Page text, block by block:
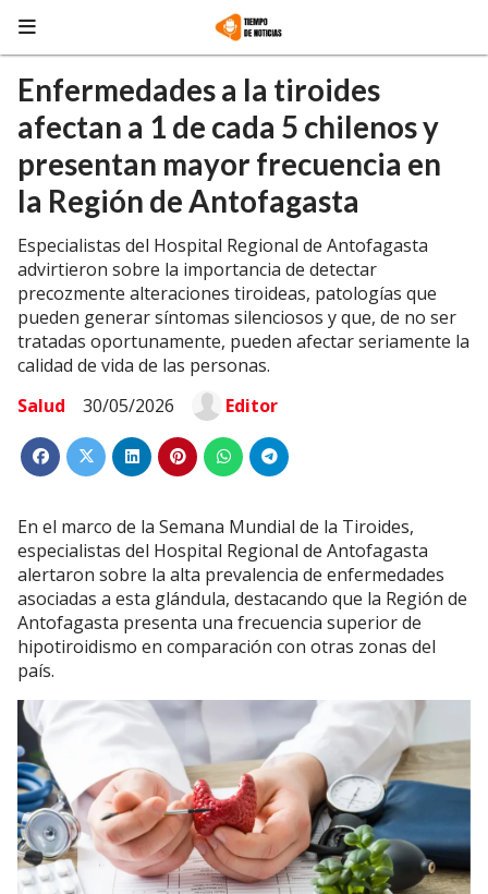
Enfermedades a la tiroides
afectan a 1 de cada 5 chilenos y
presentan mayor frecuencia en
la Región de Antofagasta
Especialistas del Hospital Regional de Antofagasta
advirtieron sobre la importancia de detectar
precozmente alteraciones tiroideas, patologías que
pueden generar síntomas silenciosos y que, de no ser
tratadas oportunamente, pueden afectar seriamente la
calidad de vida de las personas.
Salud
30/05/2026 Editor
En el marco de la Semana Mundial de la Tiroides,
especialistas del Hospital Regional de Antofagasta
alertaron sobre la alta prevalencia de enfermedades
asociadas a esta glándula, destacando que la Región de
Antofagasta presenta una frecuencia superior de
hipotiroidismo en comparación con otras zonas del
país.